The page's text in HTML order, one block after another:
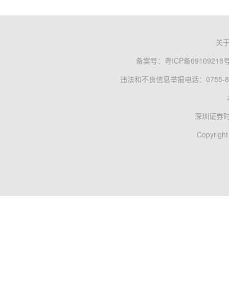
关
备案号： 粤ICP备09109218
违法和不良信息举报电话：0755-
深圳证券